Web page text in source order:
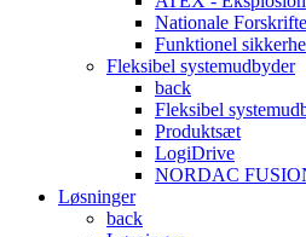
Nationale
Funktionel
Fleksibel systemudbyder
back
Fleksibel
Produktsæt
LogiDrive
NORDAC
Løsninger
back